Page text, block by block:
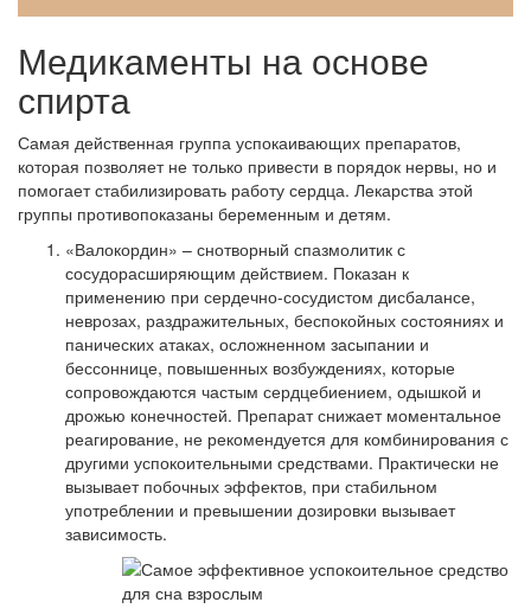
Медикаменты на основе
спирта
Самая действенная группа успокаивающих препаратов,
которая позволяет не только привести в порядок нервы, но и
помогает стабилизировать работу сердца. Лекарства этой
группы противопоказаны беременным и детям.
«Валокордин» – снотворный спазмолитик с
сосудорасширяющим действием. Показан к
применению при сердечно-сосудистом дисбалансе,
неврозах, раздражительных, беспокойных состояниях и
панических атаках, осложненном засыпании и
бессоннице, повышенных возбуждениях, которые
сопровождаются частым сердцебиением, одышкой и
дрожью конечностей. Препарат снижает моментальное
реагирование, не рекомендуется для комбинирования с
другими успокоительными средствами. Практически не
вызывает побочных эффектов, при стабильном
употреблении и превышении дозировки вызывает
зависимость.